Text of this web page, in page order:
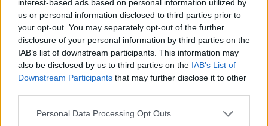
interest-based ads based on personal information utilized by
us or personal information disclosed to third parties prior to
your opt-out. You may separately opt-out of the further
disclosure of your personal information by third parties on the
IAB’s list of downstream participants. This information may
also be disclosed by us to third parties on the IAB’s List of
Downstream Participants that may further disclose it to other
Personal Data Processing Opt Outs
OUR ECOSYSTEM